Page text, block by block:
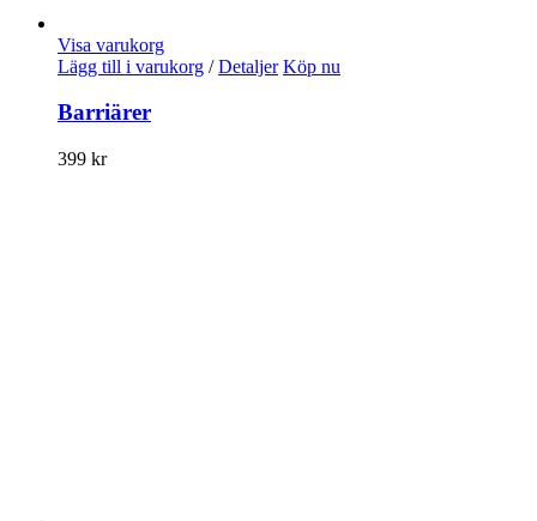
Visa varukorg
Lägg till i varukorg / Detaljer Köp nu
Barriärer
399 kr